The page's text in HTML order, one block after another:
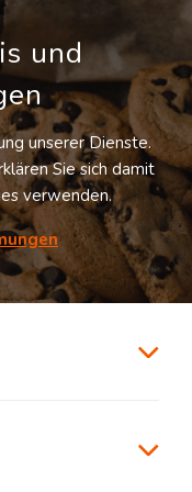
und
unserer Dienste.
Sie sich damit
verwenden.